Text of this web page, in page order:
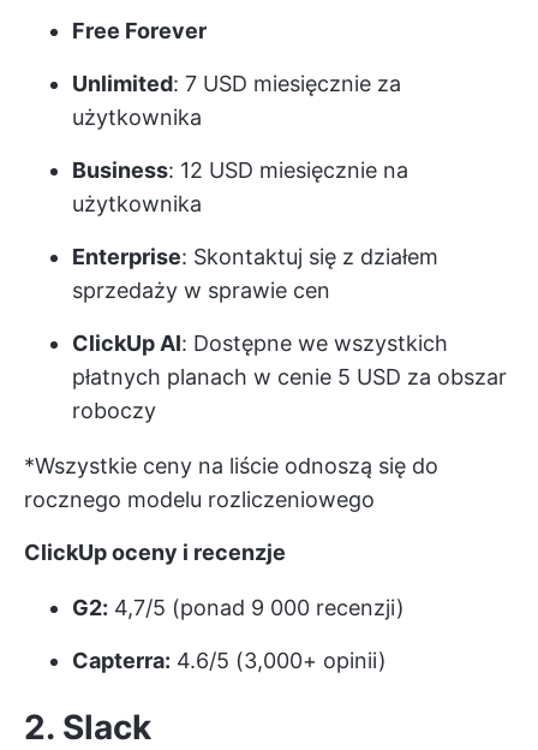
Free Forever
Unlimited: 7 USD miesięcznie za
użytkownika
Business: 12 USD miesięcznie na
użytkownika
Enterprise: Skontaktuj się z działem
sprzedaży w sprawie cen
ClickUp AI: Dostępne we wszystkich
płatnych planach w cenie 5 USD za obszar
roboczy
*Wszystkie ceny na liście odnoszą się do
rocznego modelu rozliczeniowego
ClickUp oceny i recenzje
G2: 4,7/5 (ponad 9 000 recenzji)
Capterra: 4.6/5 (3,000+ opinii)
2. Slack